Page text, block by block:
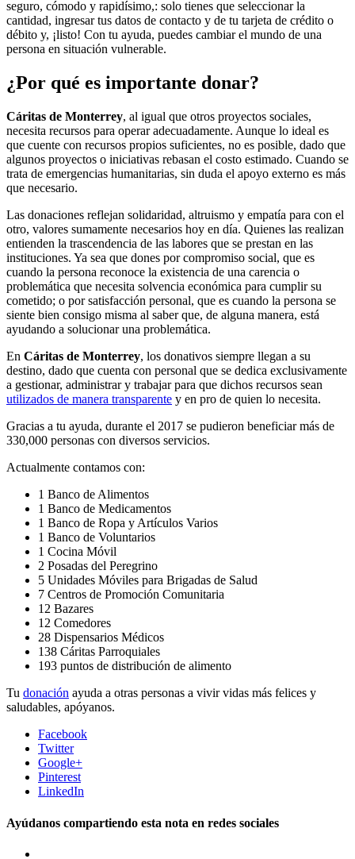
seguro, cómodo y rapidísimo,: solo tienes que seleccionar la
cantidad, ingresar tus datos de contacto y de tu tarjeta de crédito o
débito y, ¡listo! Con tu ayuda, puedes cambiar el mundo de una
persona en situación vulnerable.
¿Por qué es importante donar?
Cáritas de Monterrey, al igual que otros proyectos sociales,
necesita recursos para operar adecuadamente. Aunque lo ideal es
que cuente con recursos propios suficientes, no es posible, dado que
algunos proyectos o iniciativas rebasan el costo estimado. Cuando se
trata de emergencias humanitarias, sin duda el apoyo externo es más
que necesario.
Las donaciones reflejan solidaridad, altruismo y empatía para con el
otro, valores sumamente necesarios hoy en día. Quienes las realizan
entienden la trascendencia de las labores que se prestan en las
instituciones. Ya sea que dones por compromiso social, que es
cuando la persona reconoce la existencia de una carencia o
problemática que necesita solvencia económica para cumplir su
cometido; o por satisfacción personal, que es cuando la persona se
siente bien consigo misma al saber que, de alguna manera, está
ayudando a solucionar una problemática.
En Cáritas de Monterrey, los donativos siempre llegan a su
destino, dado que cuenta con personal que se dedica exclusivamente
a gestionar, administrar y trabajar para que dichos recursos sean
utilizados de manera transparente y en pro de quien lo necesita.
Gracias a tu ayuda, durante el 2017 se pudieron beneficiar más de
330,000 personas con diversos servicios.
Actualmente contamos con:
1 Banco de Alimentos
1 Banco de Medicamentos
1 Banco de Ropa y Artículos Varios
1 Banco de Voluntarios
1 Cocina Móvil
2 Posadas del Peregrino
5 Unidades Móviles para Brigadas de Salud
7 Centros de Promoción Comunitaria
12 Bazares
12 Comedores
28 Dispensarios Médicos
138 Cáritas Parroquiales
193 puntos de distribución de alimento
Tu donación ayuda a otras personas a vivir vidas más felices y
saludables, apóyanos.
Facebook
Twitter
Google+
Pinterest
LinkedIn
Ayúdanos compartiendo esta nota en redes sociales